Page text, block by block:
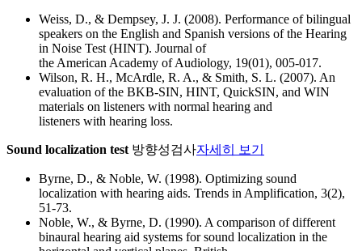
Weiss, D., & Dempsey, J. J. (2008). Performance of bilingual
speakers on the English and Spanish versions of the Hearing
in Noise Test (HINT). Journal of
the American Academy of Audiology, 19(01), 005-017.
Wilson, R. H., McArdle, R. A., & Smith, S. L. (2007). An
evaluation of the BKB-SIN, HINT, QuickSIN, and WIN
materials on listeners with normal hearing and
listeners with hearing loss.
Sound localization test 방향성검사자세히 보기
Byrne, D., & Noble, W. (1998). Optimizing sound
localization with hearing aids. Trends in Amplification, 3(2),
51-73.
Noble, W., & Byrne, D. (1990). A comparison of different
binaural hearing aid systems for sound localization in the